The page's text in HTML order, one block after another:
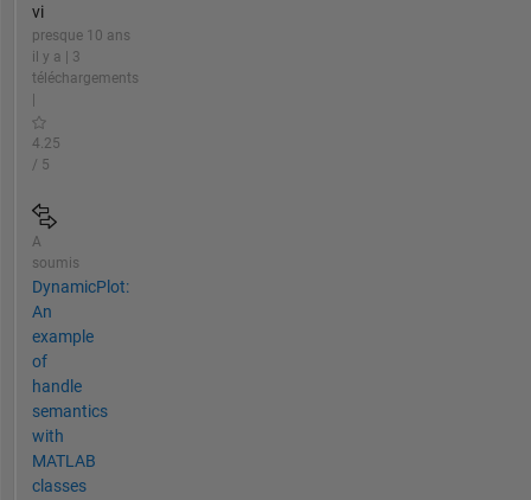
vi
presque 10 ans
il y a | 3
téléchargements
4.25
/ 5
A
soumis
DynamicPlot:
An
example
of
handle
semantics
with
MATLAB
classes